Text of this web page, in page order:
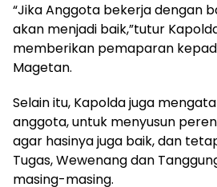
“Jika Anggota bekerja dengan
akan menjadi baik,”tutur
memberikan pemaparan
Magetan.
Selain itu, Kapolda juga
anggota, untuk menyusun
agar hasinya juga baik, dan
Tugas, Wewenang dan
masing-masing.